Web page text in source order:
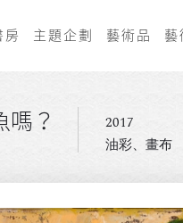
主題企劃 藝術品
嗎？
2017
油彩、畫布